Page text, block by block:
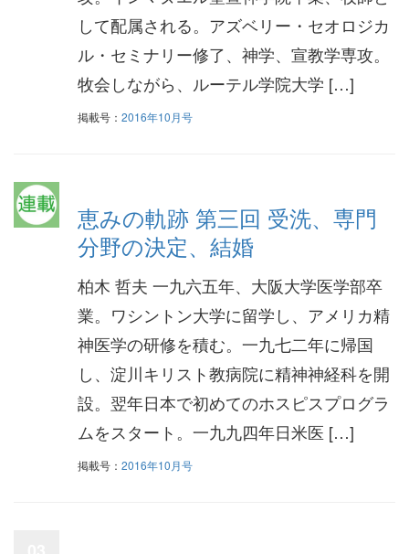
して配属される。アズベリー・セオロジカ
ル・セミナリー修了、神学、宣教学専攻。
牧会しながら、ルーテル学院大学 […]
掲載号： 2016年10月号
恵みの軌跡 第三回 受洗、専門
分野の決定、結婚
柏木 哲夫 一九六五年、大阪大学医学部卒
業。ワシントン大学に留学し、アメリカ精
神医学の研修を積む。一九七二年に帰国
し、淀川キリスト教病院に精神神経科を開
設。翌年日本で初めてのホスピスプログラ
ムをスタート。一九九四年日米医 […]
掲載号： 2016年10月号